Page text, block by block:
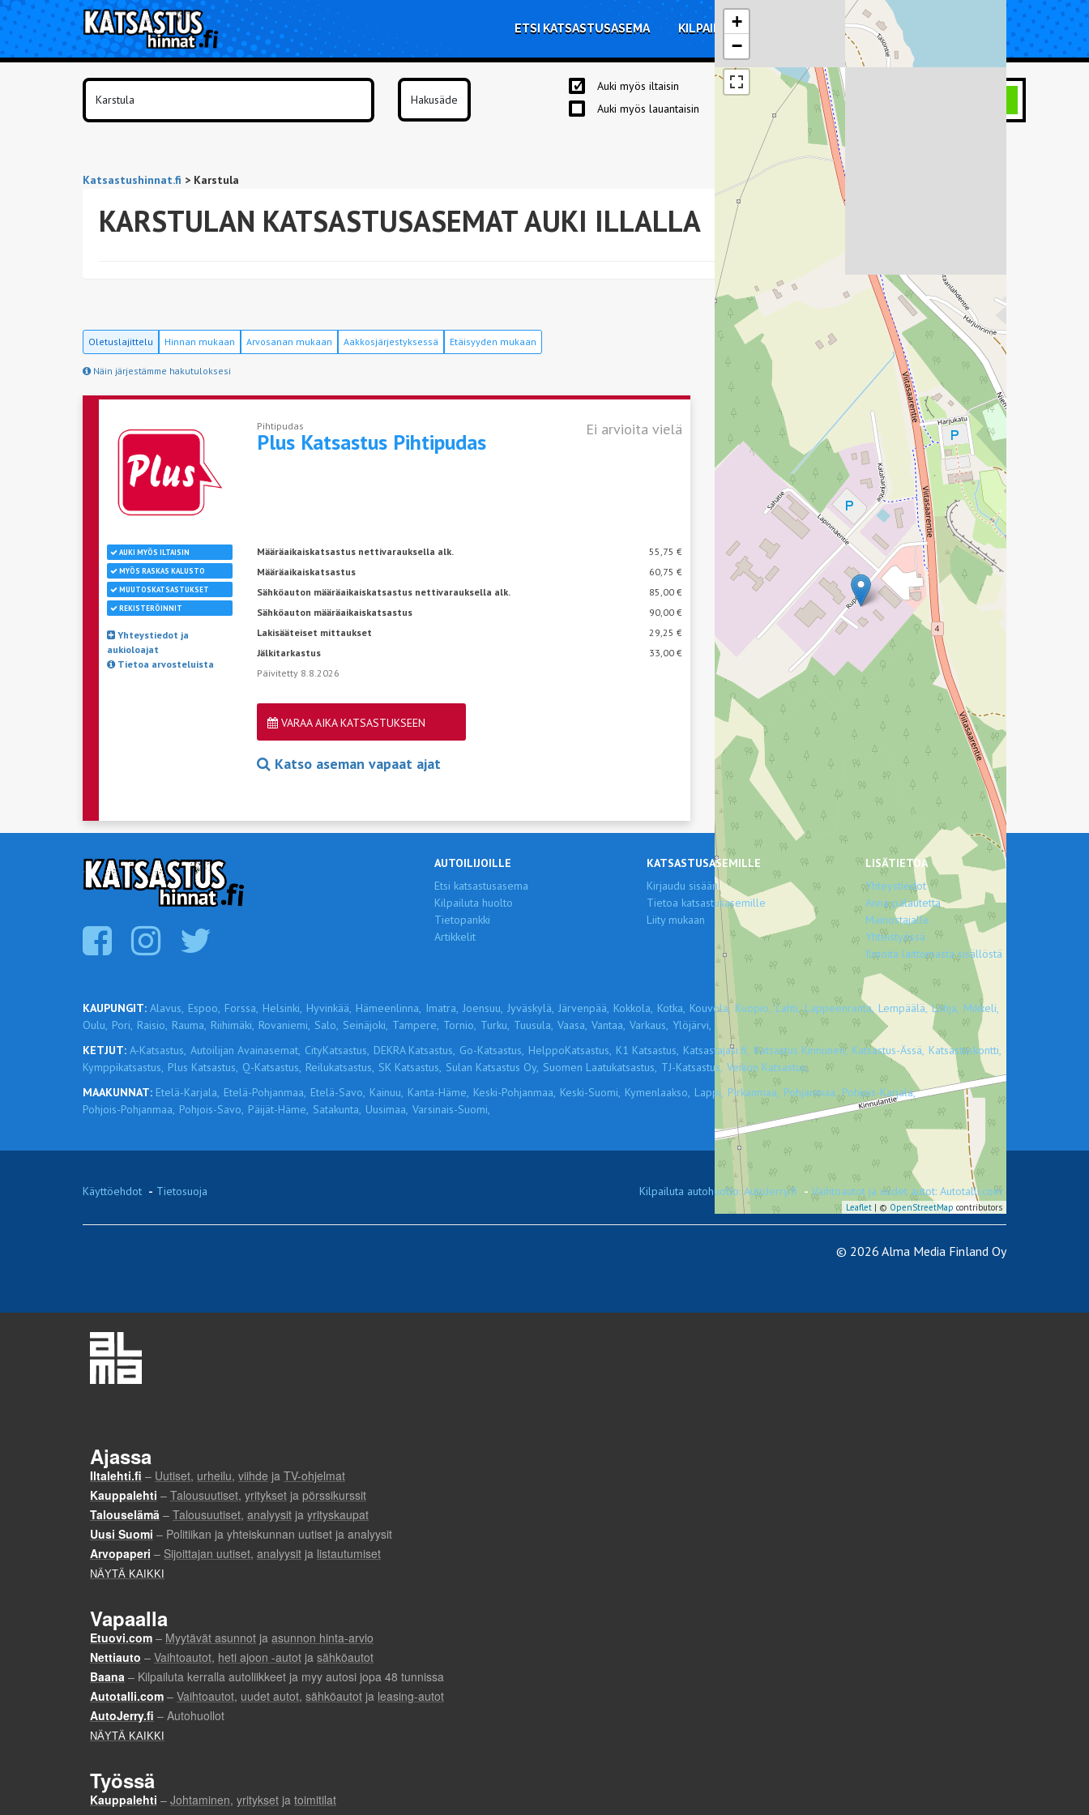
ETSI KATSASTUSASEMA KILPAILUTA KORJAUS TIETOA KATSASTUKSESTA
Auki myös iltaisin
Auki myös lauantaisin
Katsastushinnat.fi > Karstula
KARSTULAN KATSASTUSASEMAT AUKI ILLALLA
Oletuslajittelu Hinnan mukaan Arvosanan mukaan Aakkosjärjestyksessä Etäisyyden mukaan
Näin järjestämme hakutuloksesi
+
−
Leaflet | © OpenStreetMap contributors
Pihtipudas
Plus Katsastus Pihtipudas Ei arvioita vielä
AUKI MYÖS ILTAISIN
MYÖS RASKAS KALUSTO
MUUTOSKATSASTUKSET
REKISTERÖINNIT
Yhteystiedot ja
aukioloajat
Tietoa arvosteluista
Määräaikaiskatsastus nettivarauksella alk.
55,75 €
Määräaikaiskatsastus
60,75 €
Sähköauton määräaikaiskatsastus nettivarauksella alk.
85,00 €
Sähköauton määräaikaiskatsastus
90,00 €
Lakisääteiset mittaukset
29,25 €
Jälkitarkastus
33,00 €
Päivitetty 8.8.2026
VARAA AIKA KATSASTUKSEEN
Katso aseman vapaat ajat
AUTOILIJOILLE
Etsi katsastusasema
Kilpailuta huolto
Tietopankki
Artikkelit
KATSASTUSASEMILLE
Kirjaudu sisään
Tietoa katsastusasemille
Liity mukaan
LISÄTIETOA
Yhteystiedot
Anna palautetta
Mainostajalle
Yhteistyössä
Ilmoita laittomasta sisällöstä
KAUPUNGIT: Alavus, Espoo, Forssa, Helsinki, Hyvinkää, Hämeenlinna, Imatra, Joensuu, Jyväskylä, Järvenpää, Kokkola, Kotka, Kouvola, Kuopio, Lahti, Lappeenranta, Lempäälä, Lohja, Mikkeli,
Oulu, Pori, Raisio, Rauma, Riihimäki, Rovaniemi, Salo, Seinäjoki, Tampere, Tornio, Turku, Tuusula, Vaasa, Vantaa, Varkaus, Ylöjärvi,
KETJUT: A-Katsastus, Autoilijan Avainasemat, CityKatsastus, DEKRA Katsastus, Go-Katsastus, HelppoKatsastus, K1 Katsastus, Katsastajasi.fi, Katsastus Kinnunen, Katsastus-Ässä, Katsastuskontti,
Kymppikatsastus, Plus Katsastus, Q-Katsastus, Reilukatsastus, SK Katsastus, Sulan Katsastus Oy, Suomen Laatukatsastus, TJ-Katsastus, Veikon Katsastus,
MAAKUNNAT: Etelä-Karjala, Etelä-Pohjanmaa, Etelä-Savo, Kainuu, Kanta-Häme, Keski-Pohjanmaa, Keski-Suomi, Kymenlaakso, Lappi, Pirkanmaa, Pohjanmaa, Pohjois-Karjala,
Pohjois-Pohjanmaa, Pohjois-Savo, Päijät-Häme, Satakunta, Uusimaa, Varsinais-Suomi,
Käyttöehdot - Tietosuoja Kilpailuta autohuolto: AutoJerry.fi - Vaihtoautot ja uudet autot: Autotalli.com
© 2026 Alma Media Finland Oy